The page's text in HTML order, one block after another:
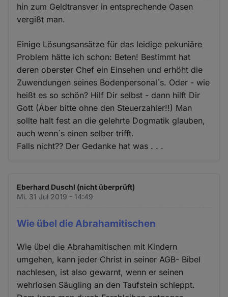
hin zum Geldtransver in entsprechende Oasen
vergißt man.
Einige Lösungsansätze für das leidige pekuniäre
Problem hätte ich schon: Beten! Bestimmt hat
deren oberster Chef ein Einsehen und erhöht die
Zuwendungen seines Bodenpersonal´s. Oder - wie
heißt es so schön? Hilf Dir selbst - dann hilft Dir
Gott (Aber bitte ohne den Steuerzahler!!) Man
sollte halt fest an die gelehrte Dogmatik glauben,
auch wenn´s einen selber trifft.
Falls nicht?? Der Gedanke hat was . . .
Eberhard Duschl (nicht überprüft)
Mi. 31 Jul 2019 - 14:49
Wie übel die Abrahamitischen
Wie übel die Abrahamitischen mit Kindern
umgehen, kann jeder Christ in seiner AGB- Bibel
nachlesen, ist also gewarnt, wenn er seinen
wehrlosen Säugling an den Taufstein schleppt.